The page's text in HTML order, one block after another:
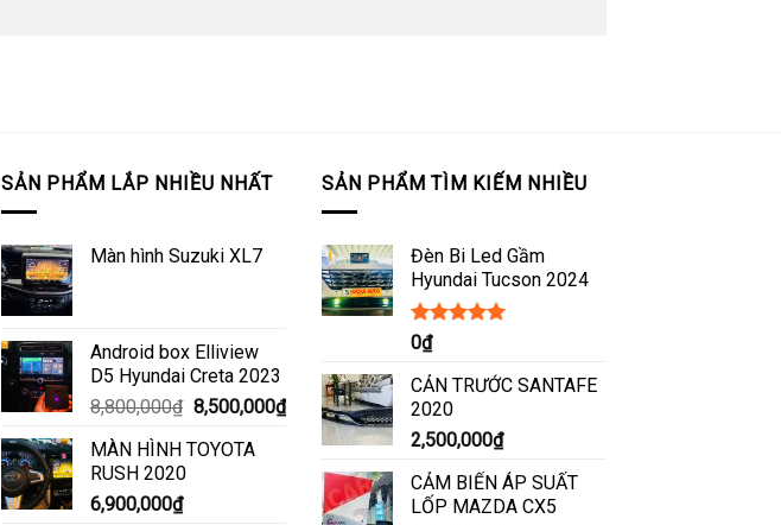
SẢN PHẨM LẮP NHIỀU NHẤT
Màn hình Suzuki XL7
Android box Elliview
D5 Hyundai Creta 2023
8,800,000₫ Giá
là:
8,500,000₫Giá
8,500,000₫.
MÀN HÌNH TOYOTA
RUSH 2020
6,900,000₫
SẢN PHẨM TÌM KIẾM NHIỀU
Đèn Bi Led Gầm
Hyundai Tucson 2024
Được xếp
hạng
sao
0₫
CẢN TRƯỚC SANTAFE
2020
2,500,000₫
CẢM BIẾN ÁP SUẤT
LỐP MAZDA CX5